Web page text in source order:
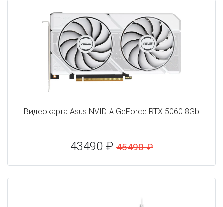
Видеокарта Asus NVIDIA GeForce RTX 5060 8Gb
43490 ₽ 45490 ₽